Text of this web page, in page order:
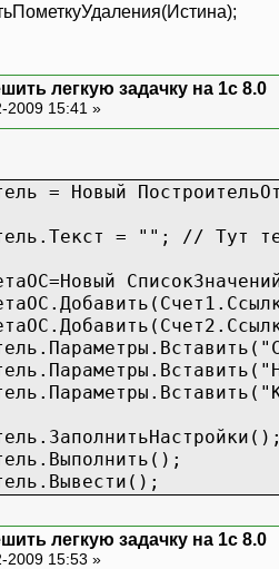
легкую задачку на 1с 8.0
2009 15:41 »
= Новый
= ""; // Тут
легкую задачку на 1с 8.0
2009 15:53 »